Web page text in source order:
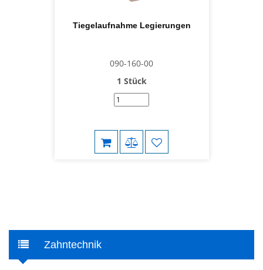
Tiegelaufnahme Legierungen
090-160-00
1 Stück
Zahntechnik